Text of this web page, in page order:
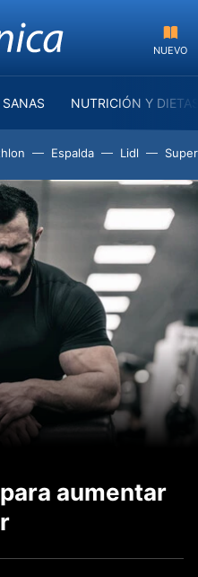
NUEVO
SANAS NUTRICIÓN Y
Espalda Lidl
aumentar